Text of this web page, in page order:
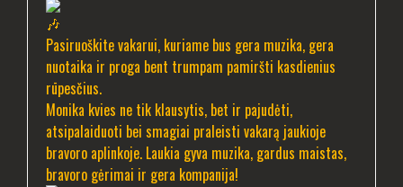
Pasiruoškite vakarui, kuriame bus gera muzika, gera
nuotaika ir proga bent trumpam pamiršti kasdienius
rūpesčius.
Monika kvies ne tik klausytis, bet ir pajudėti,
atsipalaiduoti bei smagiai praleisti vakarą jaukioje
bravoro aplinkoje. Laukia gyva muzika, gardus maistas,
bravoro gėrimai ir gera kompanija!